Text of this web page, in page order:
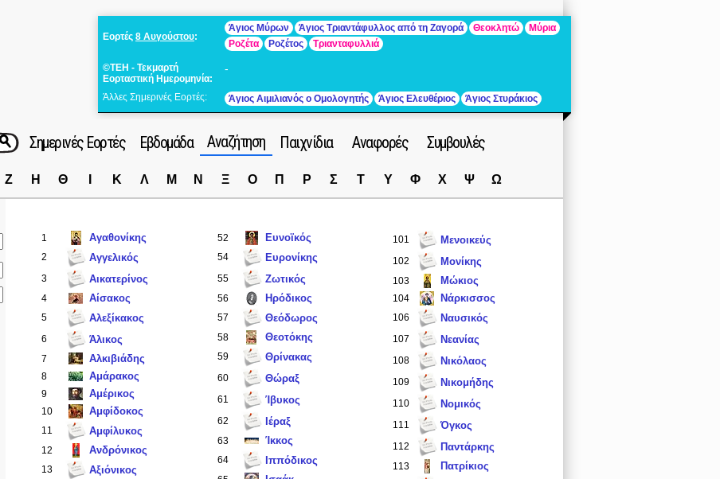
Εορτές 8 Αυγούστου:
Άγιος Μύρων Άγιος Τριαντάφυλλος από τη Ζαγορά Θεοκλητώ
Μύρια
Ροζέτα
Ροζέτος Τριανταφυλλιά
©ΤΕΗ - Τεκμαρτή
Εορταστική Ημερομηνία:
-
Άλλες Σημερινές Εορτές: Άγιος Αιμιλιανός ο Ομολογητής Άγιος Ελευθέριος Άγιος Στυράκιος
Σημερινές Εορτές Εβδομάδα Αναζήτηση Παιχνίδια Αναφορές Συμβουλές
Ζ Η Θ Κ Λ Μ Ν Ξ Ο Π Ρ Σ Τ Υ Φ Χ Ψ Ω
1 Αγαθονίκης
2 Αγγελικός
3 Αικατερίνος
4 Αίσακος
5 Αλεξίκακος
6 Άλικος
7 Αλκιβιάδης
8 Αμάρακος
9 Αμέρικος
10 Αμφίδοκος
11 Αμφίλυκος
12 Ανδρόνικος
13 Αξιόνικος
52 Ευνοϊκός
54 Ευρονίκης
55 Ζωτικός
56 Ηρόδικος
57 Θεόδωρος
58 Θεοτόκης
59 Θρίνακας
60 Θώραξ
61 Ίβυκος
62 Ιέραξ
63 Ίκκος
64 Ιππόδικος
101 Μενοικεύς
102 Μονίκης
103 Μώκιος
104 Νάρκισσος
106 Ναυσικός
107 Νεανίας
108 Νικόλαος
109 Νικομήδης
110 Νομικός
111 Όγκος
112 Παντάρκης
113 Πατρίκιος